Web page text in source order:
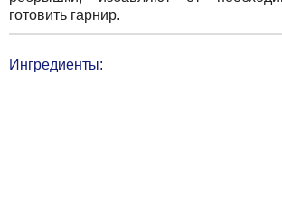
готовить гарнир.
Ингредиенты: